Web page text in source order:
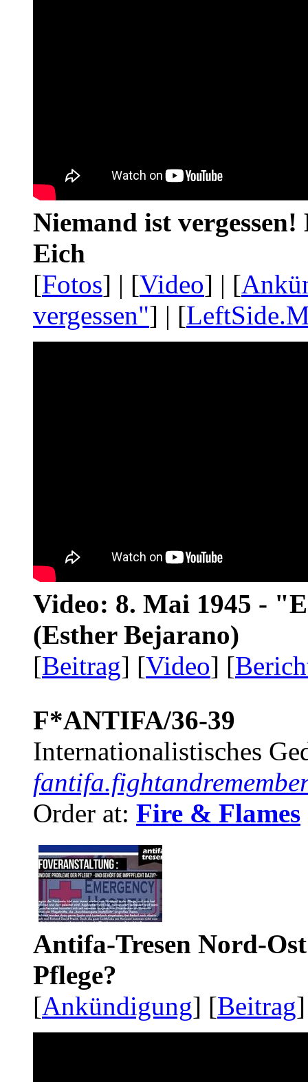
Niemand ist
Eich
[Fotos] | [Video] | [
vergessen"] | [
Video: 8. Mai 1945 -
(Esther Bejarano)
[Beitrag] [Video] [
F*ANTIFA/36-39
Internationalistisches
Order at: Fire & Flames
Antifa-Tresen Nord-
Pflege?
[Ankündigung] [Beitrag